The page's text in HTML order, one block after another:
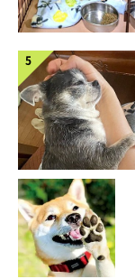
言ってないよ！